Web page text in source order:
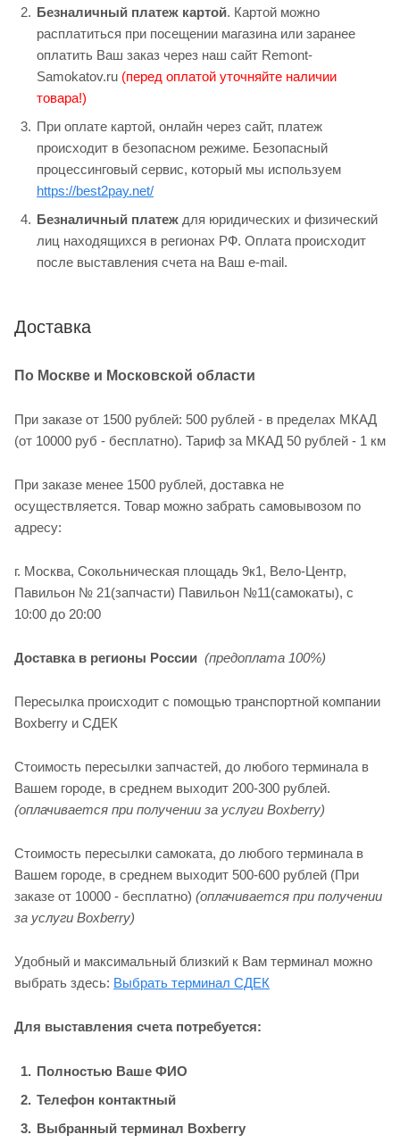
Безналичный платеж картой. Картой можно
расплатиться при посещении магазина или заранее
оплатить Ваш заказ через наш сайт Remont-
Samokatov.ru (перед оплатой уточняйте наличии
товара!)
При оплате картой, онлайн через сайт, платеж
происходит в безопасном режиме. Безопасный
процессинговый сервис, который мы используем
https://best2pay.net/
Безналичный платеж для юридических и физический
лиц находящихся в регионах РФ. Оплата происходит
после выставления счета на Ваш e-mail.
Доставка
По Москве и Московской области
При заказе от 1500 рублей: 500 рублей - в пределах МКАД
(от 10000 руб - бесплатно). Тариф за МКАД 50 рублей - 1 км
При заказе менее 1500 рублей, доставка не
осуществляется. Товар можно забрать самовывозом по
адресу:
г. Москва, Сокольническая площадь 9к1, Вело-Центр,
Павильон № 21(запчасти) Павильон №11(cамокаты), с
10:00 до 20:00
Доставка в регионы России (предоплата 100%)
Пересылка происходит с помощью транспортной компании
Boxberry и СДЕК
Стоимость пересылки запчастей, до любого терминала в
Вашем городе, в среднем выходит 200-300 рублей.
(оплачивается при получении за услуги Boxberry)
Стоимость пересылки самоката, до любого терминала в
Вашем городе, в среднем выходит 500-600 рублей (При
заказе от 10000 - бесплатно) (оплачивается при получении
за услуги Boxberry)
Удобный и максимальный близкий к Вам терминал можно
выбрать здесь: Выбрать терминал СДЕК
Для выставления счета потребуется:
Полностью Ваше ФИО
Телефон контактный
Выбранный терминал Boxberry